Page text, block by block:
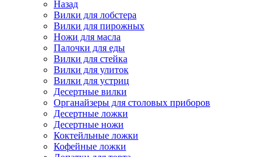
Назад
Вилки для лобстера
Вилки для пирожных
Ножи для масла
Палочки для еды
Вилки для стейка
Вилки для улиток
Вилки для устриц
Десертные вилки
Органайзеры для столовых приборов
Десертные ложки
Десертные ножи
Коктейльные ложки
Кофейные ложки